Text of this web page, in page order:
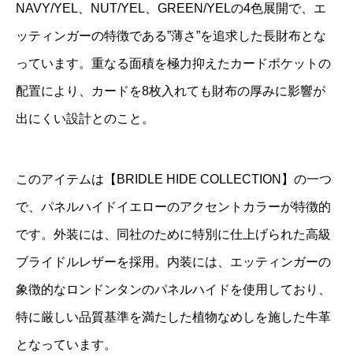
NAVY/YEL、NUT/YEL、GREEN/YELの4色展開で、エ
ッティンガーの特徴である”薄さ”を追求した長財布とな
っています。重なる面積を極力抑えたカードポケットの
配置により、カードを8枚入れても財布の厚みに影響が
出にくい設計とのこと。
このアイテムは【BRIDLE HIDE COLLECTION】の一つ
で、パネルハイドイエローのアクセントカラーが特徴的
です。外装には、同社のために特別に仕上げられた高級
ブライドルレザーを採用。内装には、エッティンガーの
象徴的なロンドンタンのパネルハイドを使用しており、
特に厳しい品質基準を満たした植物なめしを施した牛革
となっています。